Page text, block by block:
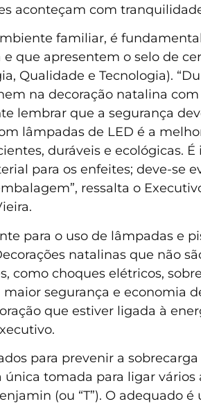
aconteçam com
familiar, é
que apresentem o selo de
Qualidade e Tecnologia).
na decoração natalina
lembrar que a segurança
lâmpadas de LED é a
duráveis e ecológicas.
para os enfeites; deve-se
ressalta o
para o uso de lâmpadas e
natalinas que não
como choques elétricos,
maior segurança e economia
que estiver ligada à
para prevenir a
tomada para ligar vários
(ou “T”). O adequado